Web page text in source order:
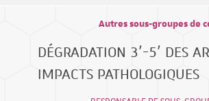
DÉGRADATION 3'-5' DES
IMPACTS PATHOLOGIQUES
Autres sous-groupes de